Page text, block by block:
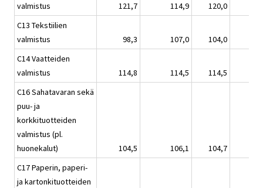
valmistus
121,7 114,9
120,0
C13 Tekstiilien
valmistus
98,3 107,0
104,0
C14 Vaatteiden
valmistus
114,8 114,5
114,5
C16 Sahatavaran sekä
puu- ja
korkkituotteiden
valmistus (pl.
huonekalut)
104,5 106,1
104,7
C17 Paperin, paperi-
ja kartonkituotteiden